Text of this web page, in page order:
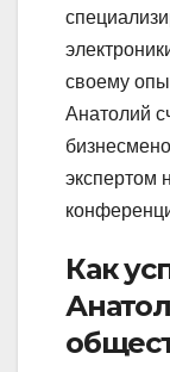
своему
Анатолий
экспертом
Как